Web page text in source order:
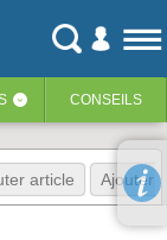
‹ CONSEILS
article Ajouter